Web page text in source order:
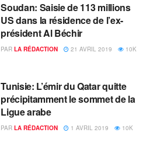
Soudan: Saisie de 113 millions
US dans la résidence de l’ex-
président Al Béchir
PAR LA RÉDACTION 21 AVRIL 2019 10K
Tunisie: L’émir du Qatar quitte
précipitamment le sommet de la
Ligue arabe
PAR LA RÉDACTION 1 AVRIL 2019 10K